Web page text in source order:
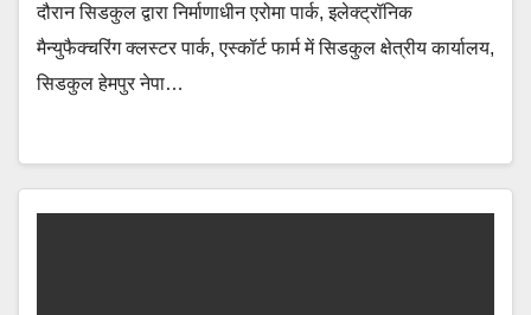
दौरान सिडकुल द्वारा निर्माणाधीन एरोमा पार्क, इलेक्ट्रॉनिक
मैन्युफैक्चरिंग क्लस्टर पार्क, एस्कॉर्ट फार्म में सिडकुल क्षेत्रीय कार्यालय,
सिडकुल हेमपुर नेपा…